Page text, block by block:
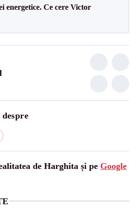
energetice. Ce cere Victor
de Harghita și pe Google